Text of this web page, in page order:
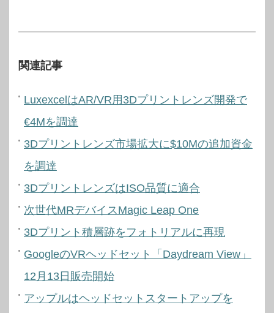
関連記事
LuxexcelはAR/VR用3Dプリントレンズ開発で
€4Mを調達
3Dプリントレンズ市場拡大に$10Mの追加資金
を調達
3DプリントレンズはISO品質に適合
次世代MRデバイスMagic Leap One
3Dプリント積層跡をフォトリアルに再現
GoogleのVRヘッドセット「Daydream View」
12月13日販売開始
アップルはヘッドセットスタートアップを